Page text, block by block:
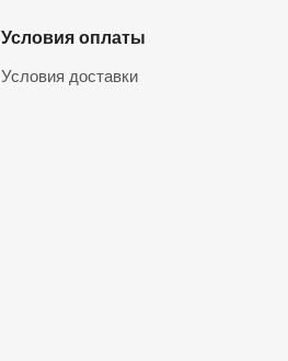
Условия оплаты
Условия доставки